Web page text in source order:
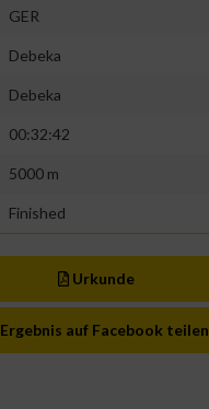
GER
Debeka
Debeka
00:32:42
5000 m
Finished
Urkunde
Ergebnis auf Facebook teilen